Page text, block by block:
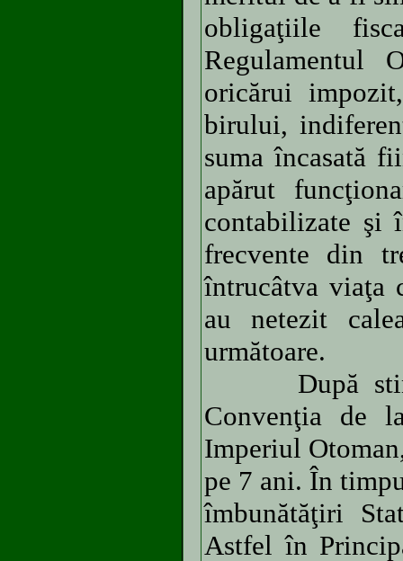
obligaţiile
Regulamentul
oricărui
birului,
suma încasată
apărut
contabilizate şi
frecvente din
întrucâtva viaţa
au netezit
următoare.
După
Convenţia de
Imperiul
pe 7 ani. În
îmbunătăţiri
Astfel în